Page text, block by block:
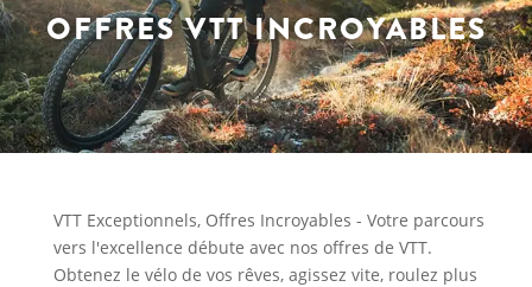
OFFRES VTT INCROYABLES
VTT Exceptionnels, Offres Incroyables - Votre parcours
vers l'excellence débute avec nos offres de VTT.
Obtenez le vélo de vos rêves, agissez vite, roulez plus